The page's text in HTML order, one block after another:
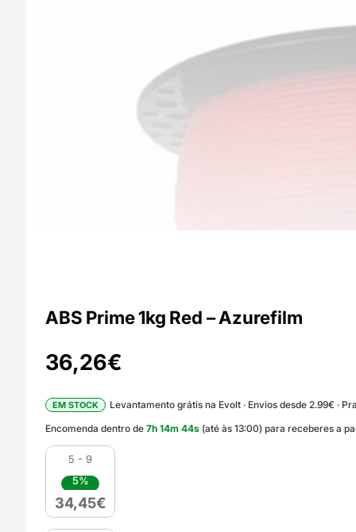
ABS Prime 1kg Red – Azurefilm
36,26€
EM STOCK
Levantamento grátis na Evolt · Envios desde 2.99€ ·
Encomenda dentro de7h14m43s (até às 13:00) para receberes a
5 - 9
5%
34,45€